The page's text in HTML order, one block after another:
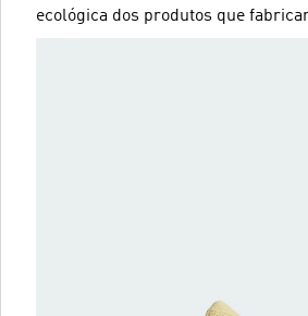
ecológica dos produtos que